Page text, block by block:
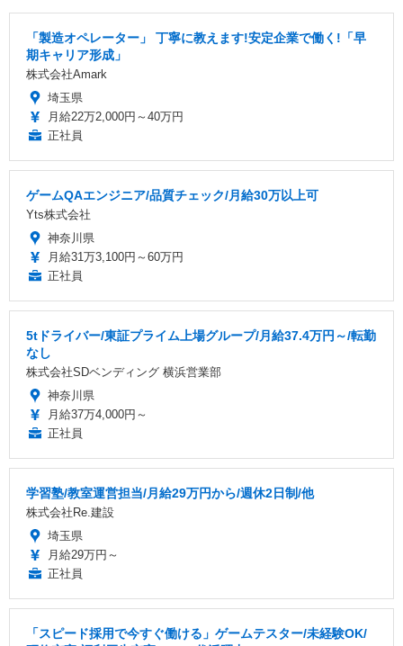
「製造オペレーター」 丁寧に教えます!安定企業で働く!「早
期キャリア形成」
株式会社Amark
埼玉県
月給22万2,000円～40万円
正社員
ゲームQAエンジニア/品質チェック/月給30万以上可
Yts株式会社
神奈川県
月給31万3,100円～60万円
正社員
5tドライバー/東証プライム上場グループ/月給37.4万円～/転勤
なし
株式会社SDベンディング 横浜営業部
神奈川県
月給37万4,000円～
正社員
学習塾/教室運営担当/月給29万円から/週休2日制/他
株式会社Re.建設
埼玉県
月給29万円～
正社員
「スピード採用で今すぐ働ける」ゲームテスター/未経験OK/